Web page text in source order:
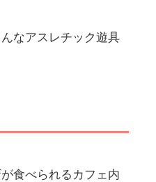
なアスレチック遊具
食べられるカフェ内